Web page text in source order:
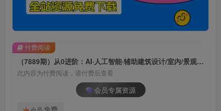
（7889期）从0进阶：AI·人工智能·辅助建筑设计/室内/景观/规划（22节课）
此内容为付费阅读，请付费后查看
会员专属资源
会员 免费
付费阅读